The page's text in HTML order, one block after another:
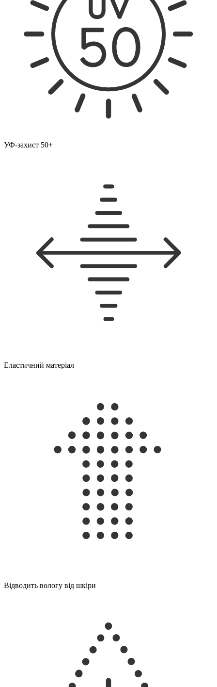
УФ-захист 50+
Еластичний матеріал
Відводить вологу від шкіри